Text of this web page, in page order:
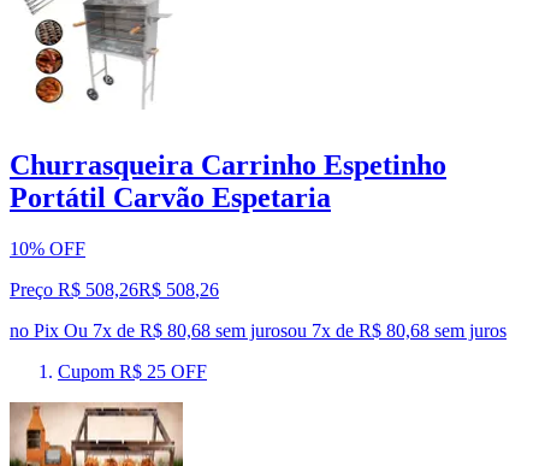
Churrasqueira Carrinho Espetinho
Portátil Carvão Espetaria
10% OFF
Preço R$ 508,26R$ 508,26
no Pix Ou 7x de R$ 80,68 sem jurosou 7x de R$ 80,68 sem juros
Cupom R$ 25 OFF